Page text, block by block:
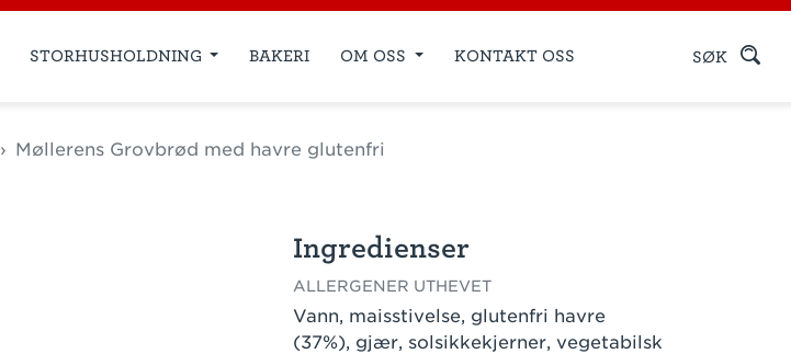
STORHUSHOLDNING BAKERI OM OSS KONTAKT OSS SØK
Møllerens Grovbrød med havre glutenfri
Ingredienser
ALLERGENER UTHEVET
Vann, maisstivelse, glutenfri havre
(37%), gjær, solsikkekjerner, vegetabilsk